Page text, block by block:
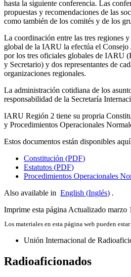
hasta la siguiente conferencia. Las
propuestas y recomendaciones de las
como también de los comités y de los
La coordinación entre las tres regiones
global de la IARU la efectúa el
por los tres oficiales globales de IARU
y Secretario) y dos representantes de
organizaciones regionales.
La administración cotidiana de los
responsabilidad de la Secretaría
IARU Región 2 tiene su propria
y Procedimientos Operacionales
Estos documentos están disponibles
Constitución (PDF)
Estatutos (PDF)
Procedimientos Operacionales
Also available in English (Inglés) .
Imprime esta página Actualizado marzo
Los materiales en esta página web pueden
Unión Internacional de
Radioaficionados